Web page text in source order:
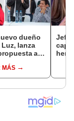
dueño
lanza
a
“Va a
MÁS